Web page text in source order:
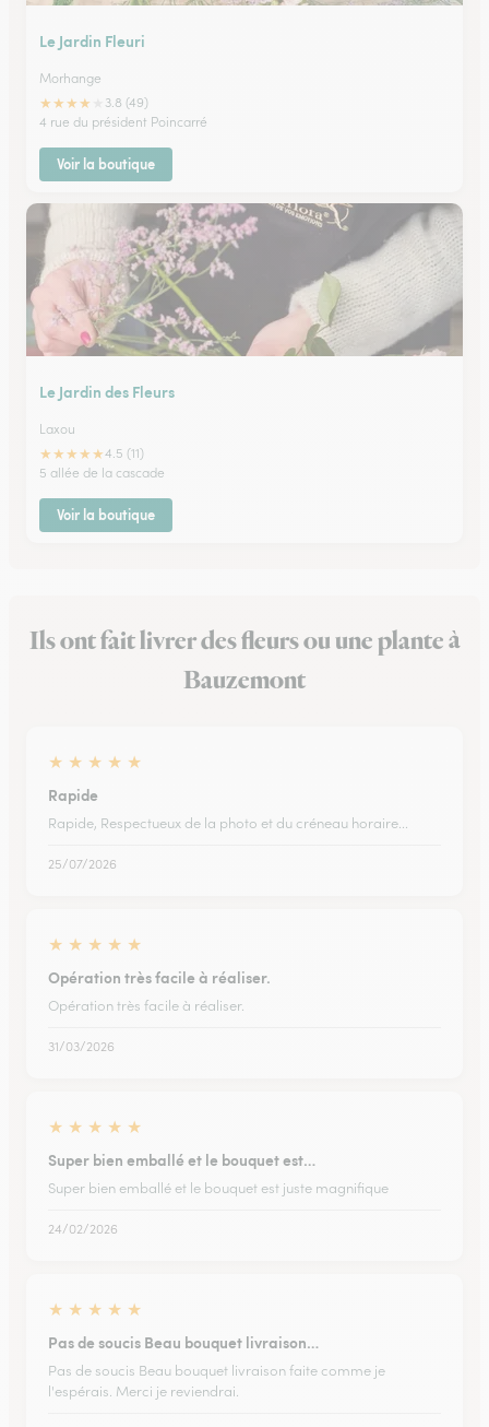
Le Jardin Fleuri
Morhange
★★★★
3.8 (49)
4 rue du président Poincarré
Voir la boutique
Le Jardin des Fleurs
Laxou
★★★★★4.5 (11)
5 allée de la cascade
Voir la boutique
Ils ont fait livrer des fleurs ou une plante à
Bauzemont
★ ★ ★ ★ ★
Rapide
Rapide, Respectueux de la photo et du créneau horaire...
25/07/2026
★ ★ ★ ★ ★
Opération très facile à réaliser.
Opération très facile à réaliser.
31/03/2026
★ ★ ★ ★ ★
Super bien emballé et le bouquet est…
Super bien emballé et le bouquet est juste magnifique
24/02/2026
★ ★ ★ ★ ★
Pas de soucis Beau bouquet livraison…
Pas de soucis Beau bouquet livraison faite comme je
l'espérais. Merci je reviendrai.